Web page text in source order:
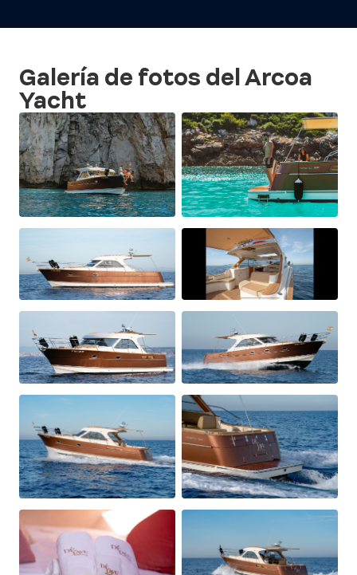
Galería de fotos del Arcoa
Yacht